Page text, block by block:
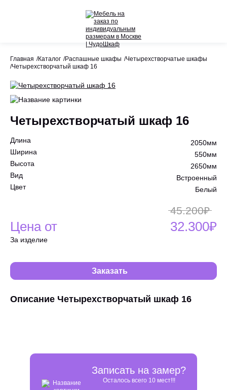
Стеллажи
Гардеробные системы
Детское
Главная Каталог Распашные шкафы
Четырехстворчатые шкафы
Четырехстворчатый шкаф 16
Четырехстворчатый шкаф 16
Длина
2050мм
Ширина
550мм
Высота
2650мм
Вид
Встроенный
Цвет
Белый
Цена от
45.200₽
32.300₽
За изделие
Заказать
Описание Четырехстворчатый шкаф 16
Записать на замер?
Осталось всего 10 мест!!!